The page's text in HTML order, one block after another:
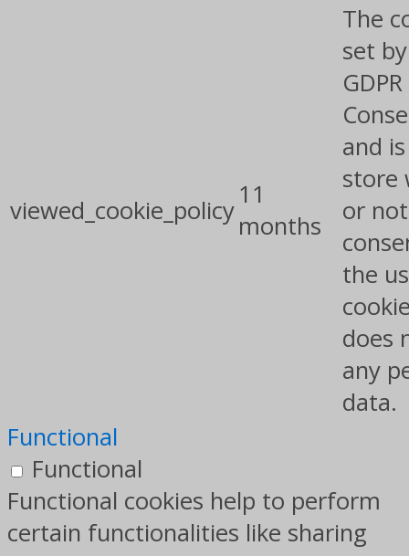
viewed_cookie_policy
11
months
The
set
and
store
or
the
does
any
data.
Functional
Functional
Functional cookies help to perform
certain functionalities like sharing